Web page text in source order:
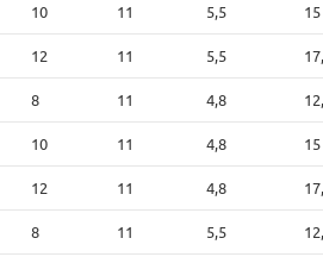
10 11 5,5 15
12 11 5,5
8 11 4,8
10 11 4,8 15
12 11 4,8
8 11 5,5